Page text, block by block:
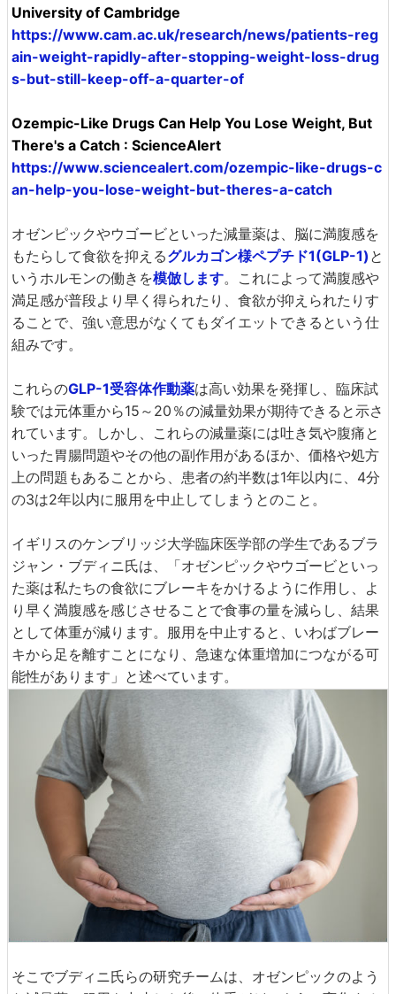
University of Cambridge
https://www.cam.ac.uk/research/news/patients-reg
ain-weight-rapidly-after-stopping-weight-loss-drug
s-but-still-keep-off-a-quarter-of
Ozempic-Like Drugs Can Help You Lose Weight, But
There's a Catch : ScienceAlert
https://www.sciencealert.com/ozempic-like-drugs-c
an-help-you-lose-weight-but-theres-a-catch
オゼンピックやウゴービといった減量薬は、脳に満腹感を
もたらして食欲を抑えるグルカゴン様ペプチド1(GLP-1) と
いうホルモンの働きを模倣します。これによって満腹感や
満足感が普段より早く得られたり、食欲が抑えられたりす
ることで、強い意思がなくてもダイエットできるという仕
組みです。
これらのGLP-1受容体作動薬は高い効果を発揮し、臨床試
験では元体重から15～20％の減量効果が期待できると示さ
れています。しかし、これらの減量薬には吐き気や腹痛と
いった胃腸問題やその他の副作用があるほか、価格や処方
上の問題もあることから、患者の約半数は1年以内に、4分
の3は2年以内に服用を中止してしまうとのこと。
イギリスのケンブリッジ大学臨床医学部の学生であるブラ
ジャン・ブディニ氏は、「オゼンピックやウゴービといっ
た薬は私たちの食欲にブレーキをかけるように作用し、よ
り早く満腹感を感じさせることで食事の量を減らし、結果
として体重が減ります。服用を中止すると、いわばブレー
キから足を離すことになり、急速な体重増加につながる可
能性があります」と述べています。
そこでブディニ氏らの研究チームは、オゼンピックのよう